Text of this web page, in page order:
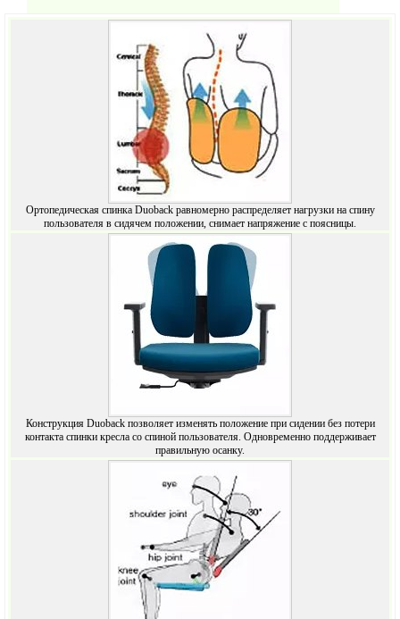
Ортопедическая спинка Duoback равномерно распределяет нагрузки на спину
пользователя в сидячем положении, снимает напряжение с поясницы.
Конструкция Duoback позволяет изменять положение при сидении без потери
контакта спинки кресла со спиной пользователя. Одновременно поддерживает
правильную осанку.